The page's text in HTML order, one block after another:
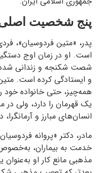
پنج شخصیت اصلی
پدر، «متین فردوسیان»،
است. او در زمان اوج
شصت شکنجه و زندانی
و ایستادگی کرده است.
همه‌چیز، حتی خانواده‌‌‌ خود
یک قهرمان را دارد، ولی
انسان‌های مبارز و
مادر، دکتر «پروانه
خدمت به بیماران،
مذهبی مانع کار او